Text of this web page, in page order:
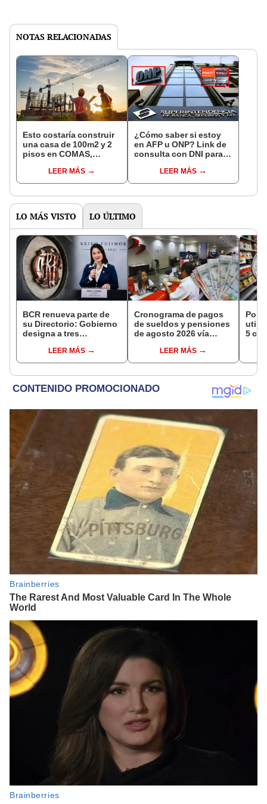
NOTAS RELACIONADAS
Esto costaría construir
una casa de 100m2 y 2
pisos en COMAS,
distritos de LIMA
NORTE
LEER MÁS
¿Cómo saber si estoy
en AFP u ONP? Link de
consulta con DNI para
pensiones estás
LEER MÁS
LO MÁS VISTO LO ÚLTIMO
BCR renueva parte de
su Directorio: Gobierno
designa a tres
EjecutivoLEER MÁS
Cronograma de pagos
de sueldos y pensiones
de agosto 2026 vía
conoce las fechas de
depósito
LEER MÁS
Por
5